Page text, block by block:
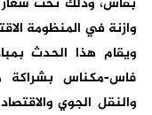
وازنة في المنظومة
ويقام هذا الحدث
فاس-مكناس بشراكة
والنقل الجوي